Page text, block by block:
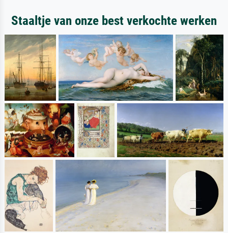
Staaltje van onze best verkochte werken